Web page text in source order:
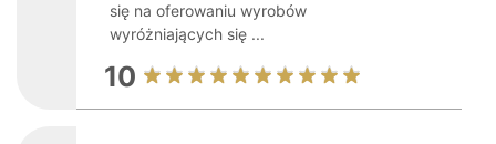
się na oferowaniu wyrobów
wyróżniających się ...
10